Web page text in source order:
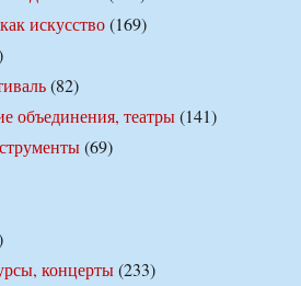
искусство(169)
(82)
объединения, театры(141)
(69)
концерты(233)